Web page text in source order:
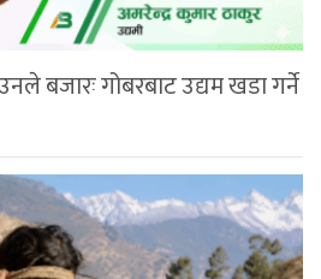
बजारः गोबरबाट उद्यम खडा गर्ने